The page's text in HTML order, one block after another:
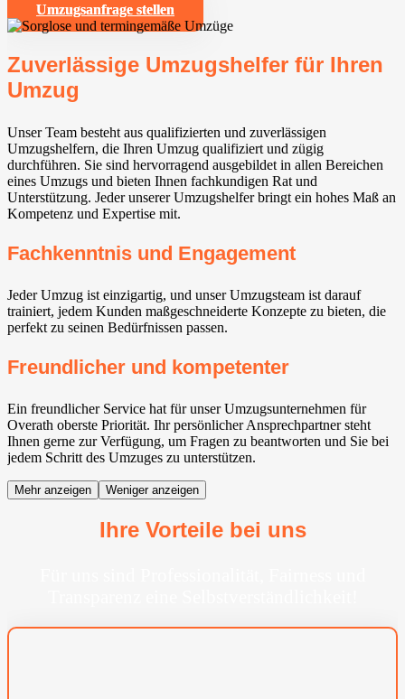
Umzugsanfrage stellen
Zuverlässige Umzugshelfer für Ihren
Umzug
Unser Team besteht aus qualifizierten und zuverlässigen
Umzugshelfern, die Ihren Umzug qualifiziert und zügig
durchführen. Sie sind hervorragend ausgebildet in allen Bereichen
eines Umzugs und bieten Ihnen fachkundigen Rat und
Unterstützung. Jeder unserer Umzugshelfer bringt ein hohes Maß an
Kompetenz und Expertise mit.
Fachkenntnis und Engagement
Jeder Umzug ist einzigartig, und unser Umzugsteam ist darauf
trainiert, jedem Kunden maßgeschneiderte Konzepte zu bieten, die
perfekt zu seinen Bedürfnissen passen.
Freundlicher und kompetenter
Ein freundlicher Service hat für unser Umzugsunternehmen für
Overath oberste Priorität. Ihr persönlicher Ansprechpartner steht
Ihnen gerne zur Verfügung, um Fragen zu beantworten und Sie bei
jedem Schritt des Umzuges zu unterstützen.
Mehr anzeigen Weniger anzeigen
Ihre Vorteile bei uns